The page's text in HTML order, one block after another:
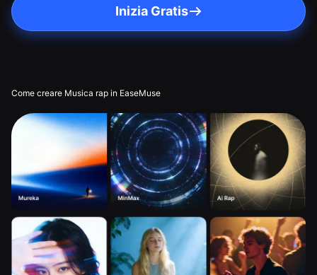
Inizia Gratis
Come creare Musica rap in EaseMuse